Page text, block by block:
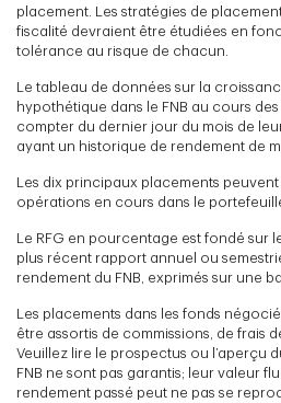
placement. Les stratégies de
fiscalité devraient être étudiées en
tolérance au risque de chacun.
Le tableau de données sur la
hypothétique dans le FNB au cours
compter du dernier jour du mois de
ayant un historique de rendement de
Les dix principaux placements
opérations en cours dans le portefeuille
Le RFG en pourcentage est fondé sur
plus récent rapport annuel ou
rendement du FNB, exprimés sur une
Les placements dans les fonds
être assortis de commissions, de frais
Veuillez lire le prospectus ou l’aperçu
FNB ne sont pas garantis; leur valeur
rendement passé peut ne pas se